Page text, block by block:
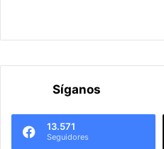
Síganos
13.571
Seguidores